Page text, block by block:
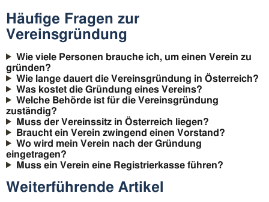
Häufige Fragen zur
Vereinsgründung
Wie viele Personen brauche ich, um einen Verein zu
gründen?
Wie lange dauert die Vereinsgründung in Österreich?
Was kostet die Gründung eines Vereins?
Welche Behörde ist für die Vereinsgründung
zuständig?
Muss der Vereinssitz in Österreich liegen?
Braucht ein Verein zwingend einen Vorstand?
Wo wird mein Verein nach der Gründung
eingetragen?
Muss ein Verein eine Registrierkasse führen?
Weiterführende Artikel